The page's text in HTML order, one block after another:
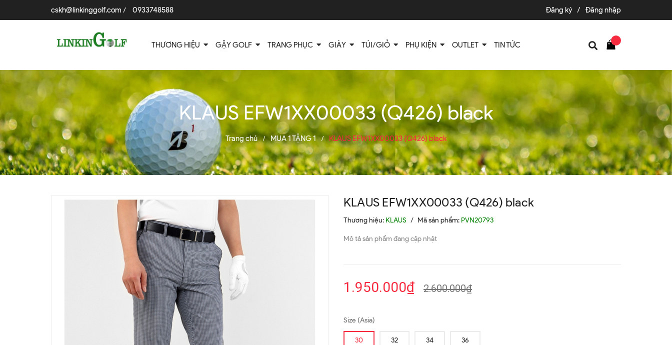
cskh@linkinggolf.com / 0933748588 Đăng ký / Đăng nhập
THƯƠNG HIỆU GẬY GOLF TRANG PHỤC GIÀY TÚI/GIỎ PHỤ KIỆN OUTLET TIN TỨC
KLAUS EFW1XX00033 (Q426) black
Trang chủ / MUA 1 TẶNG 1 / KLAUS EFW1XX00033 (Q426) black
KLAUS EFW1XX00033 (Q426) black
Thương hiệu: KLAUS / Mã sản phẩm: PVN20793
Mô tả sản phẩm đang cập nhật
1.950.000₫ 2.600.000₫
Size (Asia)
30 32 34 36